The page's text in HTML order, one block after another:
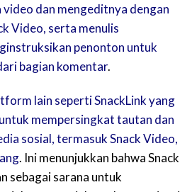
video dan mengeditnya dengan
Video, serta menulis
penonton untuk
bagian komentar.
lain seperti SnackLink yang
mempersingkat tautan dan
sosial, termasuk Snack Video,
. Ini menunjukkan bahwa Snack
sebagai sarana untuk